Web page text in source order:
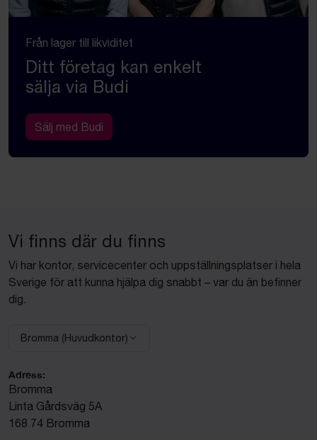
Från lager till likviditet
Ditt företag kan enkelt
sälja via Budi
Sälj med Budi
Vi finns där du finns
Vi har kontor, servicecenter och uppställningsplatser i hela
Sverige för att kunna hjälpa dig snabbt – var du än befinner
dig.
Välj anläggning:
Bromma (Huvudkontor)
Adress:
Bromma
Linta Gårdsväg 5A
168 74 Bromma